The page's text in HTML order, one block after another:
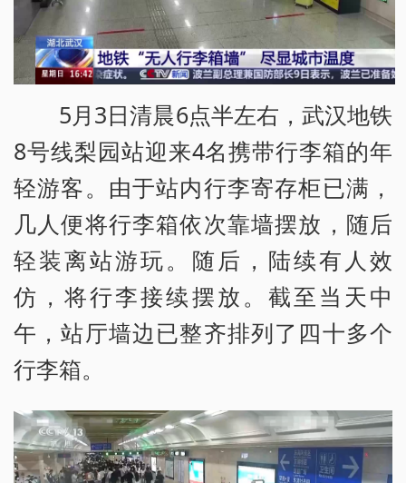
5月3日清晨6点半左右，武汉地铁
8号线梨园站迎来4名携带行李箱的年
轻游客。由于站内行李寄存柜已满，
几人便将行李箱依次靠墙摆放，随后
轻装离站游玩。随后，陆续有人效
仿，将行李接续摆放。截至当天中
午，站厅墙边已整齐排列了四十多个
行李箱。